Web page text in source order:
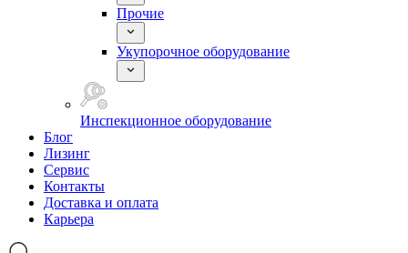
Прочие
Укупорочное оборудование
Инспекционное оборудование
Блог
Лизинг
Сервис
Контакты
Доставка и оплата
Карьера